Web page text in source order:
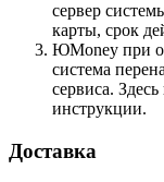
сервер
карты, срок
ЮMoney при
система
сервиса.
инструкции.
Доставка